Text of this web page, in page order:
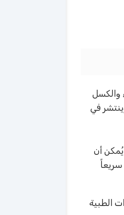
والكسل
في
أن
الطبية